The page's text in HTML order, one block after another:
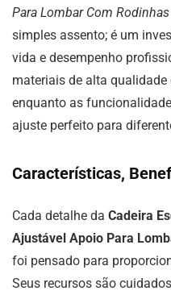
Para Lombar Com
simples assento; é um
vida e desempenho
materiais de alta
enquanto as
ajuste perfeito para
Características,
Cada detalhe da Cadeira
Ajustável Apoio Para
foi pensado para
Seus recursos são